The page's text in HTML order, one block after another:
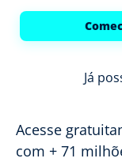
Acesse
com + 71
Já